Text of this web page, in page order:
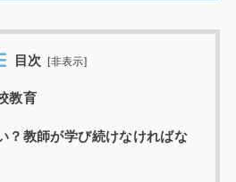
目次 [非表示]
教育
？教師が学び続けなければな